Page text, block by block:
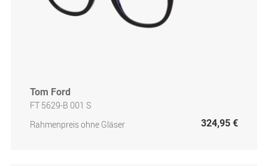
Tom Ford
FT 5629-B 001 S
Rahmenpreis ohne Gläser
324,95 €